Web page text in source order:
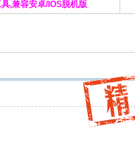
,兼容安卓/IOS脱机版